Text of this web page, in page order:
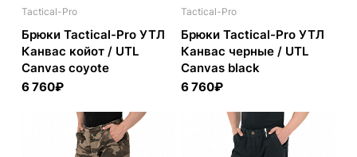
Tactical-Pro
Брюки Tactical-Pro УТЛ
Канвас койот / UTL
Canvas coyote
6 760₽
Tactical-Pro
Брюки Tactical-Pro УТЛ
Канвас черные / UTL
Canvas black
6 760₽